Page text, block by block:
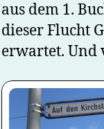
aus dem 1.
dieser Flucht
erwartet. Und